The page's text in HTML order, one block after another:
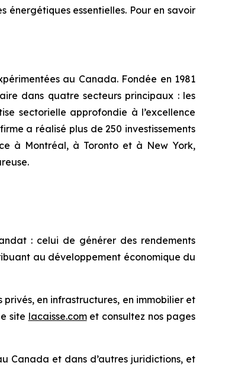
essentielles. Pour en savoir
au Canada. Fondée en 1981
dans quatre secteurs principaux : les
sectorielle approfondie à l’excellence
a réalisé plus de 250 investissements
à Montréal, à Toronto et à New York,
: celui de générer des rendements
au développement économique du
privés, en infrastructures, en immobilier et
site lacaisse.comet consultez nos pages
Canada et dans d’autres juridictions, et